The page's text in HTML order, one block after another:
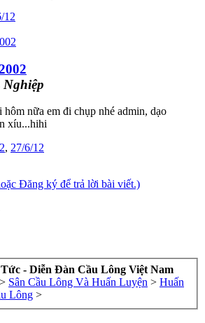
12
hôm nữa em đi chụp nhé admin, dạo
xíu...hihi
, 27/6/12
Đăng ký để trả lời bài viết.)
- Diễn Đàn Cầu Lông Việt Nam
> Sân Cầu Lông Và Huấn Luyện > Huấn
Lông >